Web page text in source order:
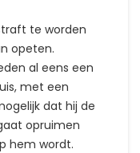
te worden
opeten.
al eens een
met een
dat hij de
opruimen
hem wordt.